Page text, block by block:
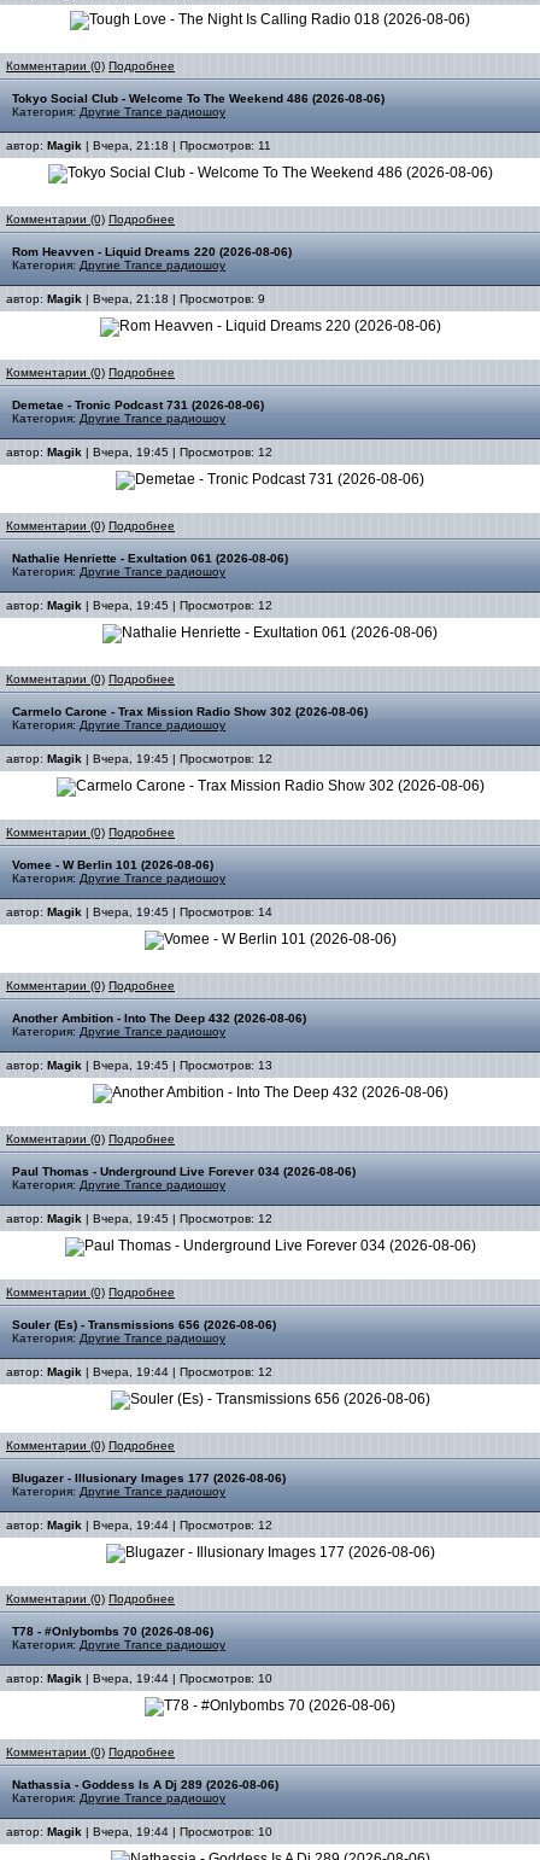
Комментарии (0) Подробнее
Tokyo Social Club - Welcome To The Weekend 486 (2026-08-06)
Категория: Другие Trance радиошоу
автор: Magik | Вчера, 21:18 | Просмотров: 11
Комментарии (0) Подробнее
Rom Heavven - Liquid Dreams 220 (2026-08-06)
Категория: Другие Trance радиошоу
автор: Magik | Вчера, 21:18 | Просмотров: 9
Комментарии (0) Подробнее
Demetae - Tronic Podcast 731 (2026-08-06)
Категория: Другие Trance радиошоу
автор: Magik | Вчера, 19:45 | Просмотров: 12
Комментарии (0) Подробнее
Nathalie Henriette - Exultation 061 (2026-08-06)
Категория: Другие Trance радиошоу
автор: Magik | Вчера, 19:45 | Просмотров: 12
Комментарии (0) Подробнее
Carmelo Carone - Trax Mission Radio Show 302 (2026-08-06)
Категория: Другие Trance радиошоу
автор: Magik | Вчера, 19:45 | Просмотров: 12
Комментарии (0) Подробнее
Vomee - W Berlin 101 (2026-08-06)
Категория: Другие Trance радиошоу
автор: Magik | Вчера, 19:45 | Просмотров: 14
Комментарии (0) Подробнее
Another Ambition - Into The Deep 432 (2026-08-06)
Категория: Другие Trance радиошоу
автор: Magik | Вчера, 19:45 | Просмотров: 13
Комментарии (0) Подробнее
Paul Thomas - Underground Live Forever 034 (2026-08-06)
Категория: Другие Trance радиошоу
автор: Magik | Вчера, 19:45 | Просмотров: 12
Комментарии (0) Подробнее
Souler (Es) - Transmissions 656 (2026-08-06)
Категория: Другие Trance радиошоу
автор: Magik | Вчера, 19:44 | Просмотров: 12
Комментарии (0) Подробнее
Blugazer - Illusionary Images 177 (2026-08-06)
Категория: Другие Trance радиошоу
автор: Magik | Вчера, 19:44 | Просмотров: 12
Комментарии (0) Подробнее
T78 - #Onlybombs 70 (2026-08-06)
Категория: Другие Trance радиошоу
автор: Magik | Вчера, 19:44 | Просмотров: 10
Комментарии (0) Подробнее
Nathassia - Goddess Is A Dj 289 (2026-08-06)
Категория: Другие Trance радиошоу
автор: Magik | Вчера, 19:44 | Просмотров: 10